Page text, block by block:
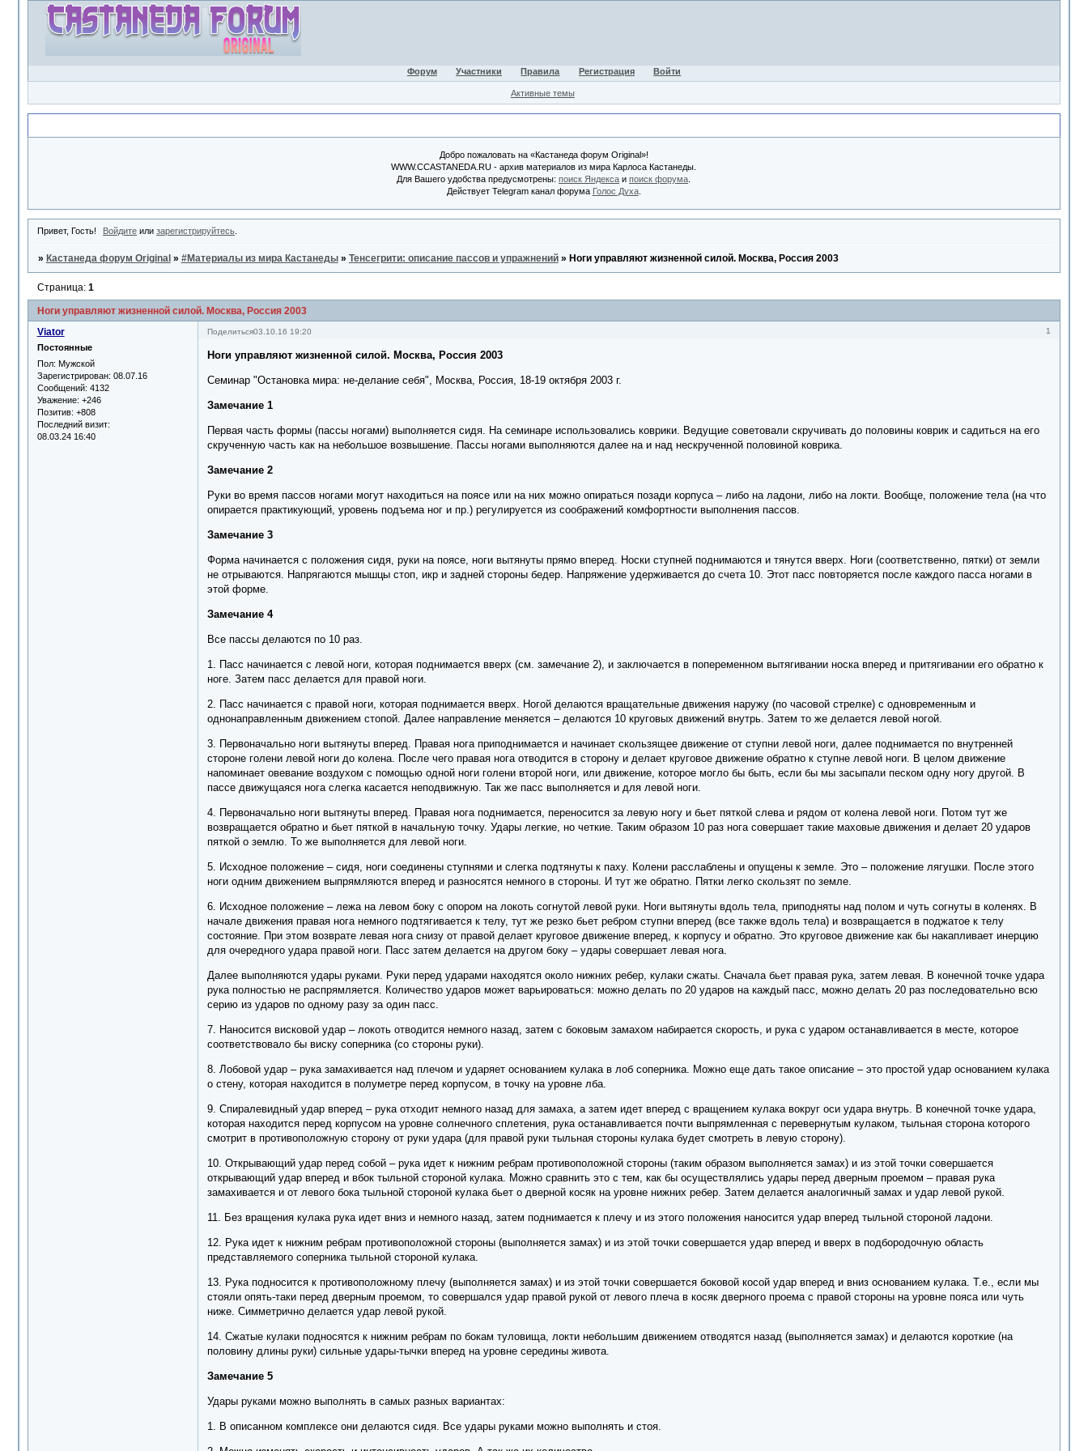
Форум Участники Правила Регистрация Войти
Активные темы
Добро пожаловать на «Кастанеда форум Original»!
WWW.CCASTANEDA.RU - архив материалов из мира Карлоса Кастанеды.
Для Вашего удобства предусмотрены:поиск Яндекса ипоиск форума
Действует Telegram канал форума Голос Духа.
Привет, Гость! Войдите илизарегистрируйтесь
» Кастанеда форум Original » #Материалы из мира Кастанеды » Тенсегрити: описание пассов и упражнений » Ноги управляют жизненной силой. Москва, Россия 2003
Ноги управляют жизненной силой. Москва, Россия 2003
Страница: 1
Поделиться 1
03.10.16 19:20
Viator
Постоянные
Пол: Мужской
Зарегистрирован: 08.07.16
Сообщений: 4132
Уважение: +246
Позитив: +808
Последний визит:
08.03.24 16:40
Ноги управляют жизненной силой. Москва, Россия 2003
Семинар "Остановка мира: не-делание себя", Москва, Россия, 18-19 октября 2003 г.
Замечание 1
Первая часть формы (пассы ногами) выполняется сидя. На семинаре использовались коврики. Ведущие советовали скручивать до половины коврик и садиться на его
скрученную часть как на небольшое возвышение. Пассы ногами выполняются далее на и над нескрученной половиной коврика.
Замечание 2
Руки во время пассов ногами могут находиться на поясе или на них можно опираться позади корпуса – либо на ладони, либо на локти. Вообще, положение тела (на что
опирается практикующий, уровень подъема ног и пр.) регулируется из соображений комфортности выполнения пассов.
Замечание 3
Форма начинается с положения сидя, руки на поясе, ноги вытянуты прямо вперед. Носки ступней поднимаются и тянутся вверх. Ноги (соответственно, пятки) от земли
не отрываются. Напрягаются мышцы стоп, икр и задней стороны бедер. Напряжение удерживается до счета 10. Этот пасс повторяется после каждого пасса ногами в
этой форме.
Замечание 4
Все пассы делаются по 10 раз.
1. Пасс начинается с левой ноги, которая поднимается вверх (см. замечание 2), и заключается в попеременном вытягивании носка вперед и притягивании его обратно к
ноге. Затем пасс делается для правой ноги.
2. Пасс начинается с правой ноги, которая поднимается вверх. Ногой делаются вращательные движения наружу (по часовой стрелке) с одновременным и
однонаправленным движением стопой. Далее направление меняется – делаются 10 круговых движений внутрь. Затем то же делается левой ногой.
3. Первоначально ноги вытянуты вперед. Правая нога приподнимается и начинает скользящее движение от ступни левой ноги, далее поднимается по внутренней
стороне голени левой ноги до колена. После чего правая нога отводится в сторону и делает круговое движение обратно к ступне левой ноги. В целом движение
напоминает овевание воздухом с помощью одной ноги голени второй ноги, или движение, которое могло бы быть, если бы мы засыпали песком одну ногу другой. В
пассе движущаяся нога слегка касается неподвижную. Так же пасс выполняется и для левой ноги.
4. Первоначально ноги вытянуты вперед. Правая нога поднимается, переносится за левую ногу и бьет пяткой слева и рядом от колена левой ноги. Потом тут же
возвращается обратно и бьет пяткой в начальную точку. Удары легкие, но четкие. Таким образом 10 раз нога совершает такие маховые движения и делает 20 ударов
пяткой о землю. То же выполняется для левой ноги.
5. Исходное положение – сидя, ноги соединены ступнями и слегка подтянуты к паху. Колени расслаблены и опущены к земле. Это – положение лягушки. После этого
ноги одним движением выпрямляются вперед и разносятся немного в стороны. И тут же обратно. Пятки легко скользят по земле.
6. Исходное положение – лежа на левом боку с опором на локоть согнутой левой руки. Ноги вытянуты вдоль тела, приподняты над полом и чуть согнуты в коленях. В
начале движения правая нога немного подтягивается к телу, тут же резко бьет ребром ступни вперед (все также вдоль тела) и возвращается в поджатое к телу
состояние. При этом возврате левая нога снизу от правой делает круговое движение вперед, к корпусу и обратно. Это круговое движение как бы накапливает инерцию
для очередного удара правой ноги. Пасс затем делается на другом боку – удары совершает левая нога.
Далее выполняются удары руками. Руки перед ударами находятся около нижних ребер, кулаки сжаты. Сначала бьет правая рука, затем левая. В конечной точке удара
рука полностью не распрямляется. Количество ударов может варьироваться: можно делать по 20 ударов на каждый пасс, можно делать 20 раз последовательно всю
серию из ударов по одному разу за один пасс.
7. Наносится висковой удар – локоть отводится немного назад, затем с боковым замахом набирается скорость, и рука с ударом останавливается в месте, которое
соответствовало бы виску соперника (со стороны руки).
8. Лобовой удар – рука замахивается над плечом и ударяет основанием кулака в лоб соперника. Можно еще дать такое описание – это простой удар основанием кулака
о стену, которая находится в полуметре перед корпусом, в точку на уровне лба.
9. Спиралевидный удар вперед – рука отходит немного назад для замаха, а затем идет вперед с вращением кулака вокруг оси удара внутрь. В конечной точке удара,
которая находится перед корпусом на уровне солнечного сплетения, рука останавливается почти выпрямленная с перевернутым кулаком, тыльная сторона которого
смотрит в противоположную сторону от руки удара (для правой руки тыльная стороны кулака будет смотреть в левую сторону).
10. Открывающий удар перед собой – рука идет к нижним ребрам противоположной стороны (таким образом выполняется замах) и из этой точки совершается
открывающий удар вперед и вбок тыльной стороной кулака. Можно сравнить это с тем, как бы осуществлялись удары перед дверным проемом – правая рука
замахивается и от левого бока тыльной стороной кулака бьет о дверной косяк на уровне нижних ребер. Затем делается аналогичный замах и удар левой рукой.
11. Без вращения кулака рука идет вниз и немного назад, затем поднимается к плечу и из этого положения наносится удар вперед тыльной стороной ладони.
12. Рука идет к нижним ребрам противоположной стороны (выполняется замах) и из этой точки совершается удар вперед и вверх в подбородочную область
представляемого соперника тыльной стороной кулака.
13. Рука подносится к противоположному плечу (выполняется замах) и из этой точки совершается боковой косой удар вперед и вниз основанием кулака. Т.е., если мы
стояли опять-таки перед дверным проемом, то совершался удар правой рукой от левого плеча в косяк дверного проема с правой стороны на уровне пояса или чуть
ниже. Симметрично делается удар левой рукой.
14. Сжатые кулаки подносятся к нижним ребрам по бокам туловища, локти небольшим движением отводятся назад (выполняется замах) и делаются короткие (на
половину длины руки) сильные удары-тычки вперед на уровне середины живота.
Замечание 5
Удары руками можно выполнять в самых разных вариантах:
1. В описанном комплексе они делаются сидя. Все удары руками можно выполнять и стоя.